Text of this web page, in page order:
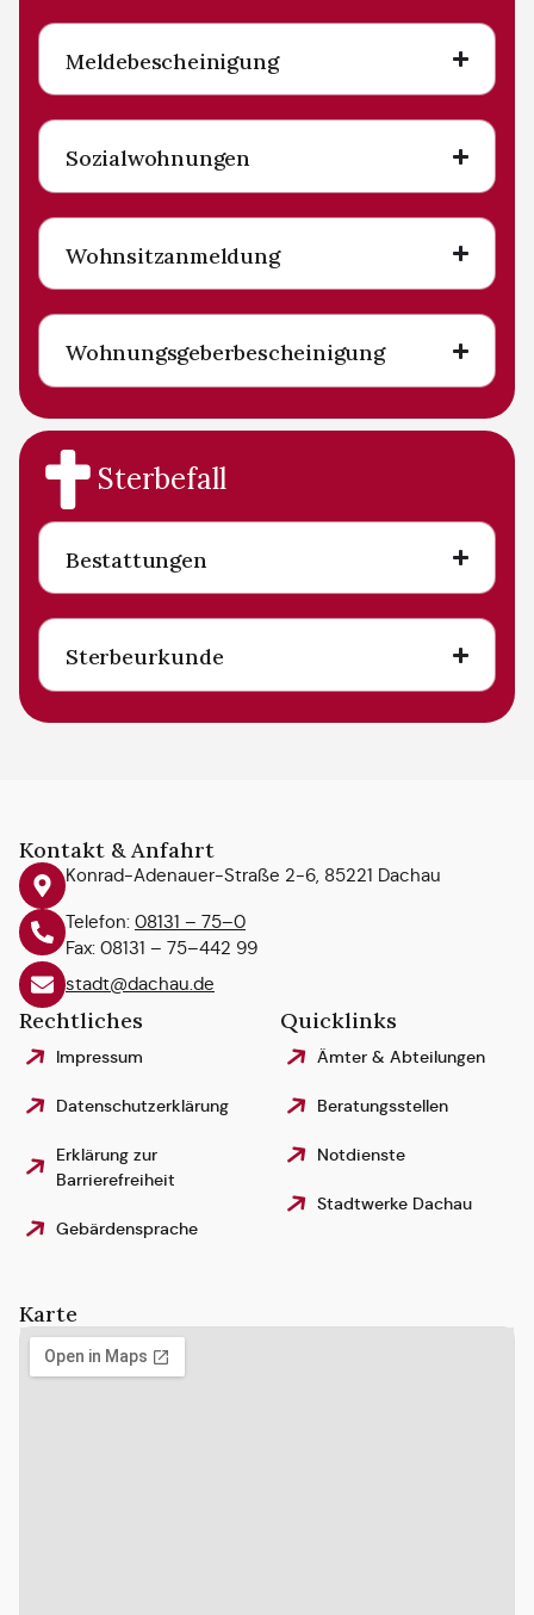
Meldebescheinigung
Sozialwohnungen
Wohnsitzanmeldung
Wohnungsgeberbescheinigung
Sterbefall
Bestattungen
Sterbeurkunde
Kontakt & Anfahrt
Konrad-Adenauer-Straße 2-6, 85221 Dachau
Telefon: 08131 – 75–0
Fax: 08131 – 75–442 99
stadt@dachau.de
Rechtliches
Impressum
Datenschutzerklärung
Erklärung zur
Barrierefreiheit
Gebärdensprache
Quicklinks
Ämter & Abteilungen
Beratungsstellen
Notdienste
Stadtwerke Dachau
Karte